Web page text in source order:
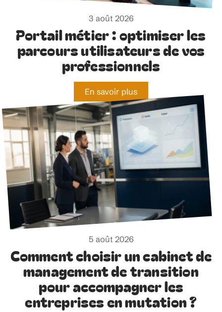
3 août 2026
Portail métier : optimiser les
parcours utilisateurs de vos
professionnels
En savoir plus
5 août 2026
Comment choisir un cabinet de
management de transition
pour accompagner les
entreprises en mutation ?